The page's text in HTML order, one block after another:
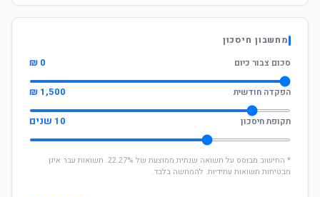
מחשבון חיסכון
סכום צבור כיום
0 ₪
הפקדה חודשית 1,500 ₪
תקופת חיסכון 10 שנים
* החישוב מבוסס על תשואה שנתית ממוצעת של 22.27%. תשואות עבר אינן
מבטיחות תשואות עתידיות. להמחשה בלבד.